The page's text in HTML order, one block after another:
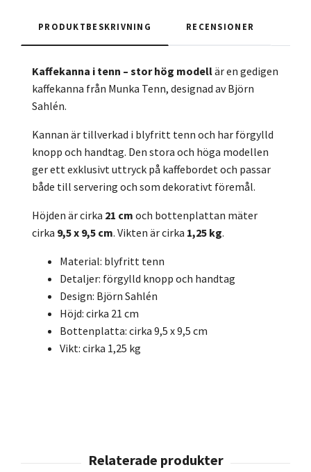
PRODUKTBESKRIVNING RECENSIONER
Kaffekanna i tenn – stor hög modellär en gedigen
kaffekanna från Munka Tenn, designad av Björn
Sahlén.
Kannan är tillverkad i blyfritt tenn och har förgylld
knopp och handtag. Den stora och höga modellen
ger ett exklusivt uttryck på kaffebordet och passar
både till servering och som dekorativt föremål.
Höjden är cirka 21 cm och bottenplattan mäter
cirka 9,5 x 9,5 cm. Vikten är cirka 1,25 kg.
Material: blyfritt tenn
Detaljer: förgylld knopp och handtag
Design: Björn Sahlén
Höjd: cirka 21 cm
Bottenplatta: cirka 9,5 x 9,5 cm
Vikt: cirka 1,25 kg